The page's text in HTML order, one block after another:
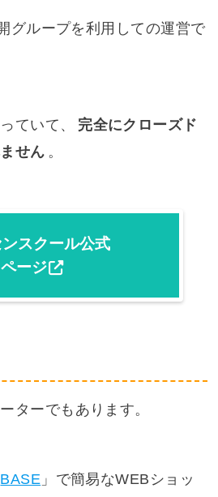
グループを利用しての運営で
ていて、
完全にクローズド
せん 。
スクール公式
ページ
ターでもあります。
BASE 」で簡易なWEBショッ